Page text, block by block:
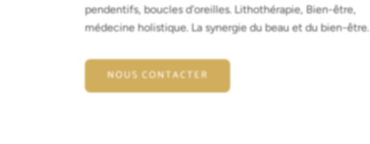
pendentifs, boucles d'oreilles. Lithothérapie, Bien-être,
médecine holistique. La synergie du beau et du bien-être.
NOUS CONTACTER